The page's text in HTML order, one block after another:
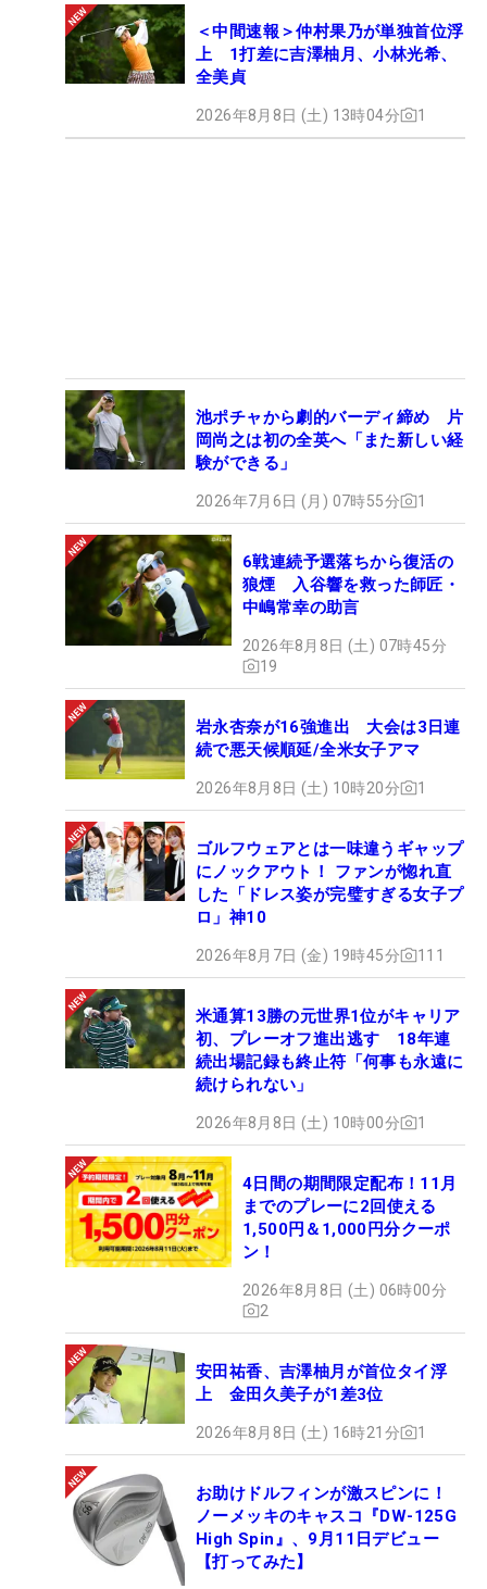
＜中間速報＞仲村果乃が単独首位浮
上 1打差に吉澤柚月、小林光希、
全美貞
2026年8月8日 (土) 13時04分 1
池ポチャから劇的バーディ締め 片
岡尚之は初の全英へ「また新しい経
験ができる」
2026年7月6日 (月) 07時55分 1
6戦連続予選落ちから復活の
狼煙 入谷響を救った師匠・
中嶋常幸の助言
2026年8月8日 (土) 07時45分
19
岩永杏奈が16強進出 大会は3日連
続で悪天候順延/全米女子アマ
2026年8月8日 (土) 10時20分 1
ゴルフウェアとは一味違うギャップ
にノックアウト！ ファンが惚れ直
した「ドレス姿が完璧すぎる女子プ
ロ」神10
2026年8月7日 (金) 19時45分 111
米通算13勝の元世界1位がキャリア
初、プレーオフ進出逃す 18年連
続出場記録も終止符「何事も永遠に
続けられない」
2026年8月8日 (土) 10時00分 1
4日間の期間限定配布！11月
までのプレーに2回使える
1,500円＆1,000円分クーポ
ン！
2026年8月8日 (土) 06時00分
2
安田祐香、吉澤柚月が首位タイ浮
上 金田久美子が1差3位
2026年8月8日 (土) 16時21分 1
お助けドルフィンが激スピンに！
ノーメッキのキャスコ『DW-125G
High Spin』、9月11日デビュー
【打ってみた】